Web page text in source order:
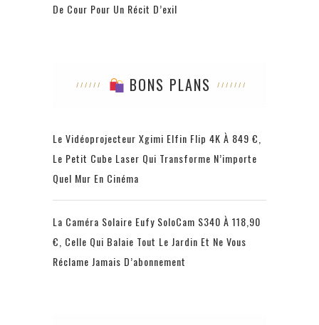
De Cour Pour Un Récit D’exil
BONS PLANS
Le Vidéoprojecteur Xgimi Elfin Flip 4K À 849 €,
Le Petit Cube Laser Qui Transforme N’importe
Quel Mur En Cinéma
La Caméra Solaire Eufy SoloCam S340 À 118,90
€, Celle Qui Balaie Tout Le Jardin Et Ne Vous
Réclame Jamais D’abonnement